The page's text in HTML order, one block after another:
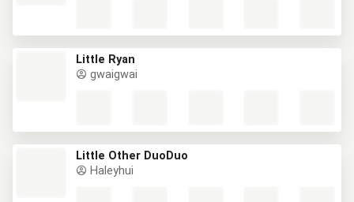
Little Ryan
gwaigwai
Little Other DuoDuo
Haleyhui